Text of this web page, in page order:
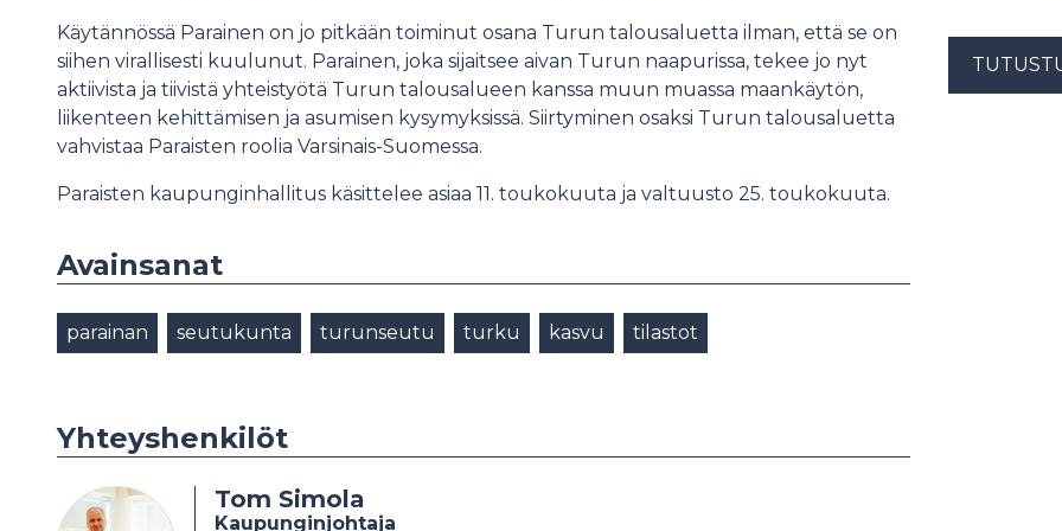
Käytännössä Parainen on jo pitkään toiminut osana Turun talousaluetta ilman, että se on
siihen virallisesti kuulunut. Parainen, joka sijaitsee aivan Turun naapurissa, tekee jo nyt
aktiivista ja tiivistä yhteistyötä Turun talousalueen kanssa muun muassa maankäytön,
liikenteen kehittämisen ja asumisen kysymyksissä. Siirtyminen osaksi Turun talousaluetta
vahvistaa Paraisten roolia Varsinais-Suomessa.
Paraisten kaupunginhallitus käsittelee asiaa 11. toukokuuta ja valtuusto 25. toukokuuta.
Avainsanat
parainan seutukunta turunseutu turku kasvu tilastot
Yhteyshenkilöt
Tom Simola
Kaupunginjohtaja